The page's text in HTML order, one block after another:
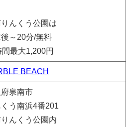
んくう公園は
後～20分/無料
間最大1,200円
BEACH
泉南市
くう南浜4番201
んくう公園内